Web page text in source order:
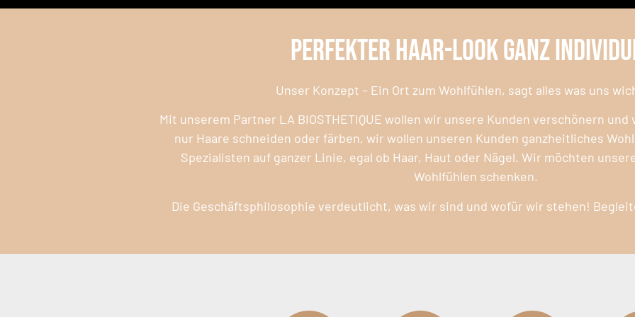
Perfekter Haar-Look ganz
Unser Konzept – Ein Ort zum Wohlfühlen, sagt alles was uns
Mit unserem Partner LA BIOSTHETIQUE wollen wir unsere Kunden verschönern
nur Haare schneiden oder färben, wir wollen unseren Kunden ganzheitliches
Spezialisten auf ganzer Linie, egal ob Haar, Haut oder Nägel. Wir möchten
Wohlfühlen schenken.
Die Geschäftsphilosophie verdeutlicht, was wir sind und wofür wir stehen!